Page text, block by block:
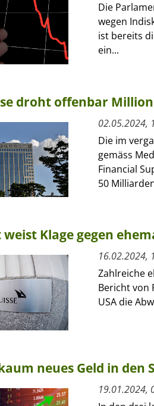
Die
wegen
ist bereits
ein...
droht offenbar
02.05.2024,
Die im
gemäss
Financial
50
weist Klage gegen
16.02.2024,
Zahlreiche
Bericht von
USA die
neues Geld in den
19.01.2024,